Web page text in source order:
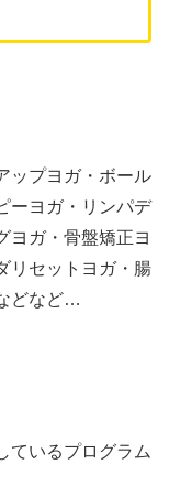
ップヨガ・ボール
ーヨガ・リンパデ
ヨガ・骨盤矯正ヨ
リセットヨガ・腸
どなど…
ているプログラム